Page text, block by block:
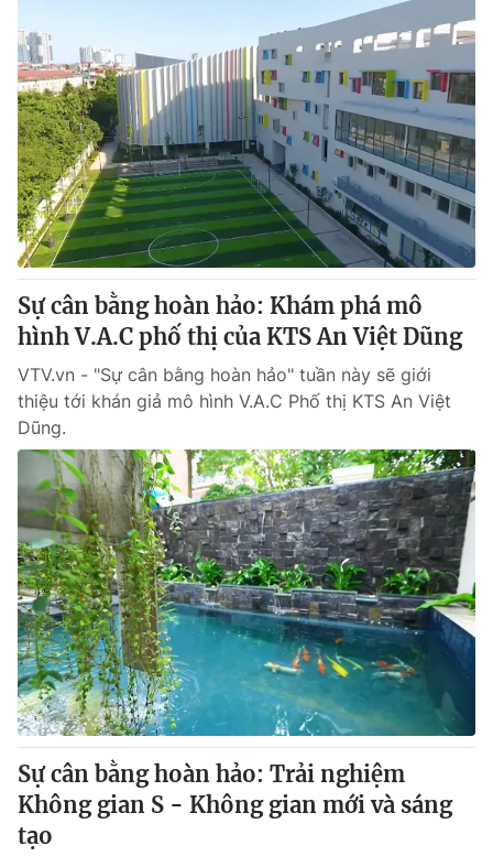
VTV Sức khoẻ Bất động sản
Thị trường 24h Tấm lòng Việt
VTV4 Vươn mình bằng AI
VTV9 VTV8
Liên hệ tòa soạn English
THỜI BÁO VTV
Theo dõi báo trên
Cơ quan chủ quản:Đài Truyền hình Việt Nam
Cơ quan báo chí:Thời báo VTV
Giấy phép hoạt động báo in và báo điện tử số 483/GP-BTTTT
cấp ngày 29/12/2023
Tổng Biên tập:Vũ Thanh Thủy
Phó Tổng Biên tập:
Nguyễn Trọng Ninh
Tổng đài VTV:024.38 355 931 - 024.38 355 932
Ðiện thoại Thời báo VTV:
Sự cân bằng hoàn hảo: Khám phá mô
hình V.A.C phố thị của KTS An Việt Dũng
VTV.vn - "Sự cân bằng hoàn hảo" tuần này sẽ giới
thiệu tới khán giả mô hình V.A.C Phố thị KTS An Việt
Dũng.
Sự cân bằng hoàn hảo: Trải nghiệm
Không gian S - Không gian mới và sáng
tạo